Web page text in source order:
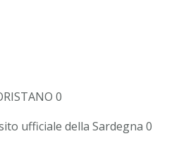
0
ufficiale della Sardegna 0